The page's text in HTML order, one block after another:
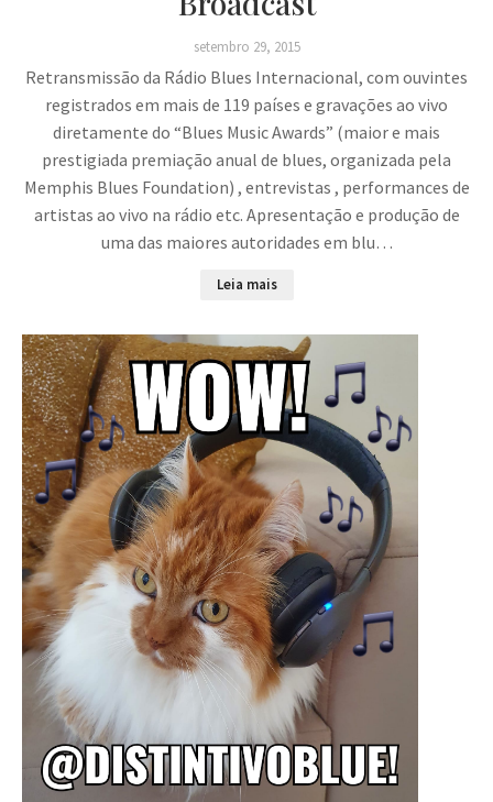
setembro 29, 2015
Retransmissão da Rádio Blues Internacional, com ouvintes
registrados em mais de 119 países e gravações ao vivo
diretamente do “Blues Music Awards” (maior e mais
prestigiada premiação anual de blues, organizada pela
Memphis Blues Foundation) , entrevistas , performances de
artistas ao vivo na rádio etc. Apresentação e produção de
uma das maiores autoridades em blu…
Leia mais